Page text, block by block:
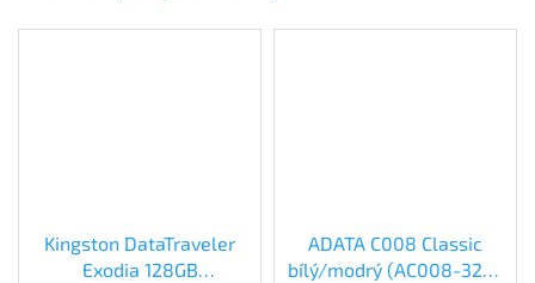
Kingston DataTraveler
Exodia 128GB
ADATA C008 Classic
bílý/modrý (AC008-32G-